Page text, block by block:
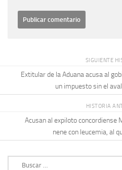
SIGUIENTE
Extitular de la Aduana acusa al
un impuesto sin el
HISTORIA
Acusan al expiloto concordiense
nene con leucemia, al